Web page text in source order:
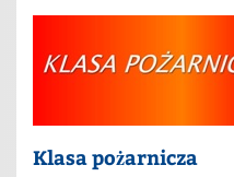
Klasa pożarnicza